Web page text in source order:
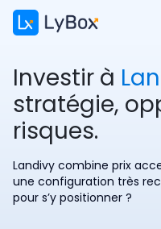
Investir à
stratégie,
risques.
Landivy combine prix
une configuration très
pour s’y positionner ?